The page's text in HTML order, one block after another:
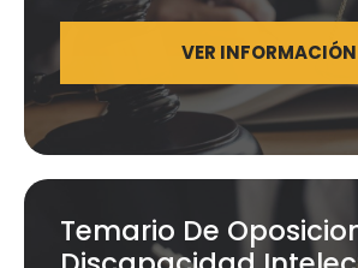
VER INFORMACIÓN
Temario De